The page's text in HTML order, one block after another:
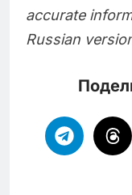
accurate
Russian